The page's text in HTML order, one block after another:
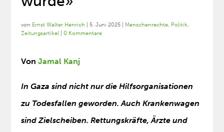
von Ernst Walter Henrich |5. Juni 2025 Menschenrechte, Politik,
Zeitungsartikel |0 Kommentare
VonJamal Kanj
In Gaza sind nicht nur die Hilfsorganisationen
zu Todesfallen geworden. Auch Krankenwagen
sind Zielscheiben. Rettungskräfte, Ärzte und